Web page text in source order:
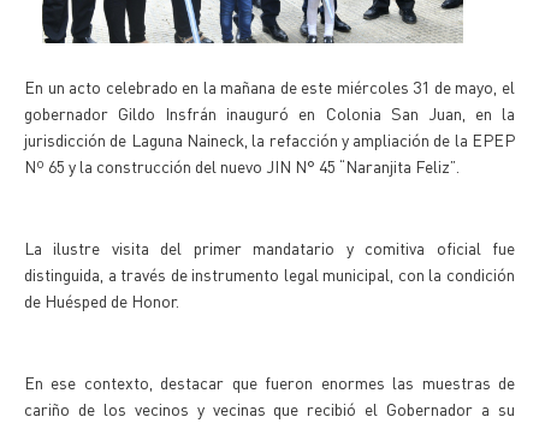
En un acto celebrado en la mañana de este miércoles 31 de mayo, el
gobernador Gildo Insfrán inauguró en Colonia San Juan, en la
jurisdicción de Laguna Naineck, la refacción y ampliación de la EPEP
Nº 65 y la construcción del nuevo JIN N° 45 “Naranjita Feliz”.
La ilustre visita del primer mandatario y comitiva oficial fue
distinguida, a través de instrumento legal municipal, con la condición
de Huésped de Honor.
En ese contexto, destacar que fueron enormes las muestras de
cariño de los vecinos y vecinas que recibió el Gobernador a su